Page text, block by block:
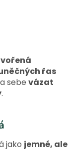
řas
sebe vázat
.
jako jemné, ale